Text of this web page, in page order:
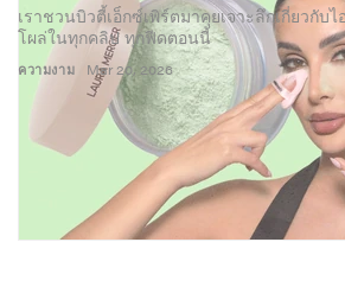
ความงาม
เราชวนบิวตี้เอ็กซ์เพิร์ตมาคุยเจาะลึกเกี่ยวกับ
โผล่ในทุกคลิป ทุกฟีดตอนนี้
Mar 20, 2026